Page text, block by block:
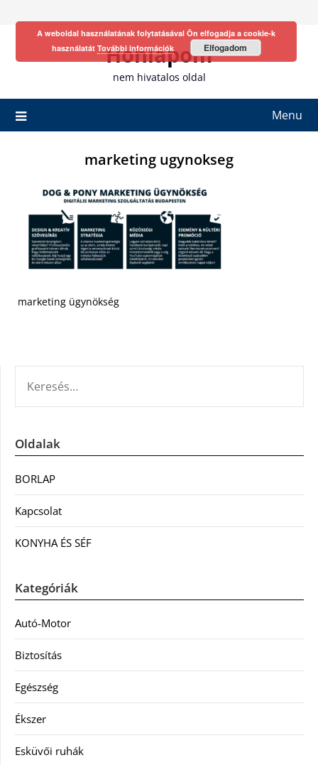
Honlapom
nem hivatalos oldal
Menu
marketing ugynokseg
marketing ügynökség
Oldalak
BORLAP
Kapcsolat
KONYHA ÉS SÉF
Kategóriák
Autó-Motor
Biztosítás
Egészség
Ékszer
Esküvői ruhák
A weboldal használatának folytatásával Ön elfogadja a cookie-k
használatát További információk Elfogadom